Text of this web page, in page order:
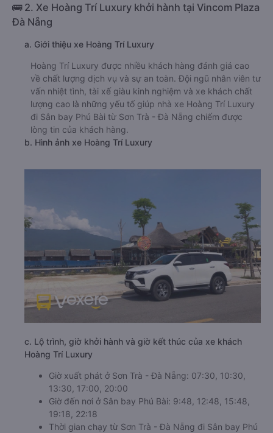
🚌 2. Xe Hoàng Trí Luxury khởi hành tại Vincom Plaza
Đà Nẵng
a. Giới thiệu xe Hoàng Trí Luxury
Hoàng Trí Luxury được nhiều khách hàng đánh giá cao
về chất lượng dịch vụ và sự an toàn. Đội ngũ nhân viên tư
vấn nhiệt tình, tài xế giàu kinh nghiệm và xe khách chất
lượng cao là những yếu tố giúp nhà xe Hoàng Trí Luxury
đi Sân bay Phú Bài từ Sơn Trà - Đà Nẵng chiếm được
lòng tin của khách hàng.
b. Hình ảnh xe Hoàng Trí Luxury
c. Lộ trình, giờ khởi hành và giờ kết thúc của xe khách
Hoàng Trí Luxury
Giờ xuất phát ở Sơn Trà - Đà Nẵng: 07:30, 10:30,
13:30, 17:00, 20:00
Giờ đến nơi ở Sân bay Phú Bài: 9:48, 12:48, 15:48,
19:18, 22:18
Thời gian chạy từ Sơn Trà - Đà Nẵng đi Sân bay Phú